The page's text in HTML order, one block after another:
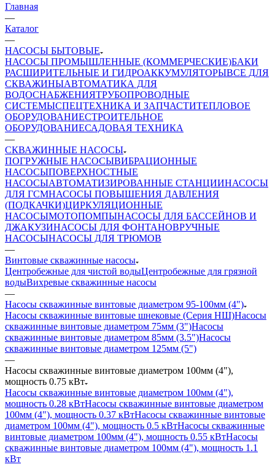
Главная
—
Каталог
—
НАСОСЫ БЫТОВЫЕ
НАСОСЫ ПРОМЫШЛЕННЫЕ (КОММЕРЧЕСКИЕ)БАКИ
РАСШИРИТЕЛЬНЫЕ И ГИДРОАККУМУЛЯТОРЫВСЕ ДЛЯ
СКВАЖИНЫАВТОМАТИКА ДЛЯ
ВОДОСНАБЖЕНИЯТРУБОПРОВОДНЫЕ
СИСТЕМЫСПЕЦТЕХНИКА И ЗАПЧАСТИТЕПЛОВОЕ
ОБОРУДОВАНИЕСТРОИТЕЛЬНОЕ
ОБОРУДОВАНИЕСАДОВАЯ ТЕХНИКА
—
СКВАЖИННЫЕ НАСОСЫ
ПОГРУЖНЫЕ НАСОСЫВИБРАЦИОННЫЕ
НАСОСЫПОВЕРХНОСТНЫЕ
НАСОСЫАВТОМАТИЗИРОВАННЫЕ СТАНЦИИНАСОСЫ
ДЛЯ ГСМНАСОСЫ ПОВЫШЕНИЯ ДАВЛЕНИЯ
(ПОДКАЧКИ)ЦИРКУЛЯЦИОННЫЕ
НАСОСЫМОТОПОМПЫНАСОСЫ ДЛЯ БАССЕЙНОВ И
ДЖАКУЗИНАСОСЫ ДЛЯ ФОНТАНОВРУЧНЫЕ
НАСОСЫНАСОСЫ ДЛЯ ТРЮМОВ
—
Винтовые скважинные насосы
Центробежные для чистой водыЦентробежные для грязной
водыВихревые скважинные насосы
—
Насосы скважинные винтовые диаметром 95-100мм (4")
Насосы скважинные винтовые шнековые (Серия НШ)Насосы
скважинные винтовые диаметром 75мм (3")Насосы
скважинные винтовые диаметром 85мм (3.5")Насосы
скважинные винтовые диаметром 125мм (5")
—
Насосы скважинные винтовые диаметром 100мм (4"),
мощность 0.75 кВт
Насосы скважинные винтовые диаметром 100мм (4"),
мощность 0.28 кВтНасосы скважинные винтовые диаметром
100мм (4"), мощность 0.37 кВтНасосы скважинные винтовые
диаметром 100мм (4"), мощность 0.5 кВтНасосы скважинные
винтовые диаметром 100мм (4"), мощность 0.55 кВтНасосы
скважинные винтовые диаметром 100мм (4"), мощность 1.1
кВт